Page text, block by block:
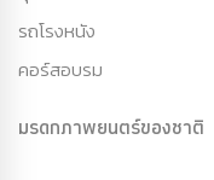
รถโรงหนัง
คอร์สอบรม
มรดกภาพยนตร์ของชาติ